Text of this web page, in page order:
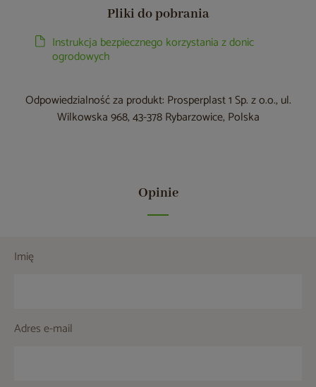
Pliki do pobrania
Instrukcja bezpiecznego korzystania z donic
ogrodowych
Odpowiedzialność za produkt: Prosperplast 1 Sp. z o.o., ul.
Wilkowska 968, 43-378 Rybarzowice, Polska
Opinie
Imię
Adres e-mail